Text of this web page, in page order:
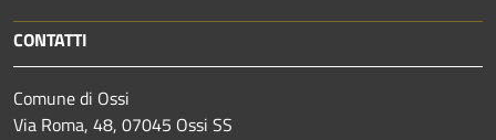
CONTATTI
Comune di Ossi
Via Roma, 48, 07045 Ossi SS